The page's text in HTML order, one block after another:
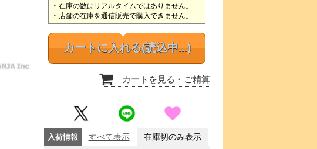
在庫の数はリアルタイムではありません。
店舗の在庫を通信販売で購入できません。
カートに入れる(読込中...)
カートを見る ・ご精算
入荷情報 すべて表示 在庫切のみ表示